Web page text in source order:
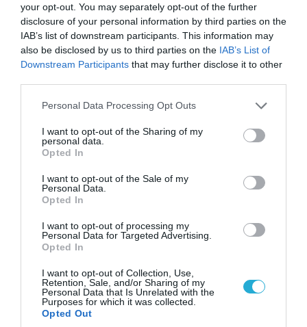
your opt-out. You may separately opt-out of the further
disclosure of your personal information by third parties on the
IAB’s list of downstream participants. This information may
also be disclosed by us to third parties on the IAB’s List of
Downstream Participants that may further disclose it to other
Please note that this website/app uses one or more Google
not limited to your visit or usage behaviour. You may click to
grant or deny consent to Google and its third-party tags to
use your data for below specified purposes in below Google
consent section.
Personal Data Processing Opt Outs
I want to opt-out of the Sharing of my
personal data.
Opted In
I want to opt-out of the Sale of my
Personal Data.
Opted In
I want to opt-out of processing my
Personal Data for Targeted Advertising.
Opted In
I want to opt-out of Collection, Use,
Retention, Sale, and/or Sharing of my
Personal Data that Is Unrelated with the
Purposes for which it was collected.
Opted Out
07.08.2026 | 00:02
ελληνικά μαχητικά στο Αιγαίο